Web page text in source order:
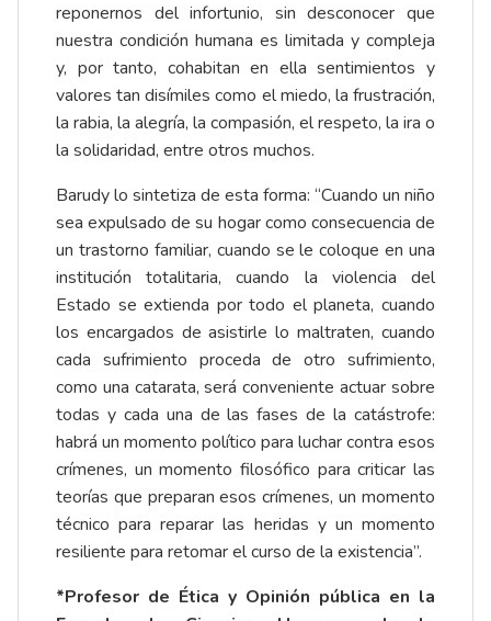
reponernos del infortunio, sin desconocer que
nuestra condición humana es limitada y compleja
y, por tanto, cohabitan en ella sentimientos y
valores tan disímiles como el miedo, la frustración,
la rabia, la alegría, la compasión, el respeto, la ira o
la solidaridad, entre otros muchos.
Barudy lo sintetiza de esta forma: “Cuando un niño
sea expulsado de su hogar como consecuencia de
un trastorno familiar, cuando se le coloque en una
institución totalitaria, cuando la violencia del
Estado se extienda por todo el planeta, cuando
los encargados de asistirle lo maltraten, cuando
cada sufrimiento proceda de otro sufrimiento,
como una catarata, será conveniente actuar sobre
todas y cada una de las fases de la catástrofe:
habrá un momento político para luchar contra esos
crímenes, un momento filosófico para criticar las
teorías que preparan esos crímenes, un momento
técnico para reparar las heridas y un momento
resiliente para retomar el curso de la existencia”.
*Profesor de Ética y Opinión pública en la